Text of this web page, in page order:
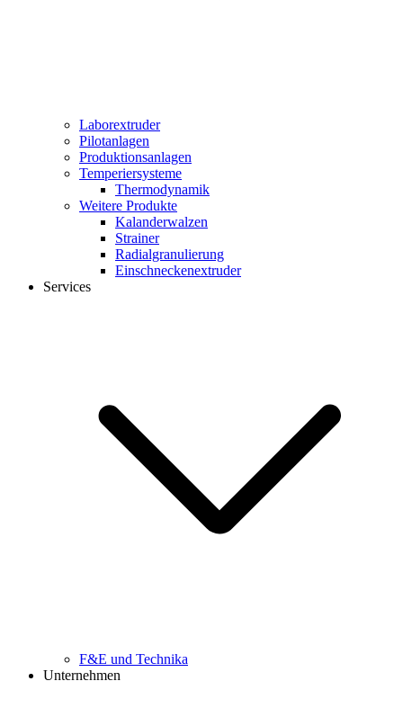
Laborextruder
Pilotanlagen
Produktionsanlagen
Temperiersysteme
Thermodynamik
Weitere Produkte
Kalanderwalzen
Strainer
Radialgranulierung
Einschneckenextruder
Services
F&E und Technika
Unternehmen